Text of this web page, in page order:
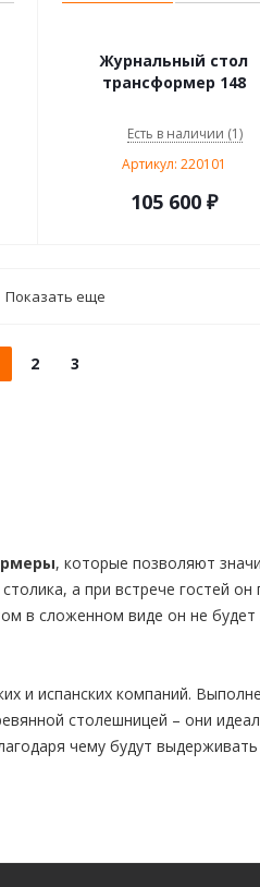
Журнальный стол
трансформер 148
Есть в наличии (1)
Артикул: 220101
105 600₽
Показать еще
2 3
, которые позволяют
а при встрече гостей
в сложенном виде он не
и испанских компаний.
столешницей – они
чему будут